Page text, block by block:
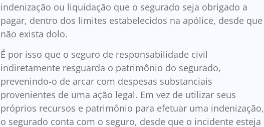
indenização ou liquidação que o segurado seja obrigado a
pagar, dentro dos limites estabelecidos na apólice, desde que
não exista dolo.
É por isso que o seguro de responsabilidade civil
indiretamente resguarda o patrimônio do segurado,
prevenindo-o de arcar com despesas substanciais
provenientes de uma ação legal. Em vez de utilizar seus
próprios recursos e patrimônio para efetuar uma indenização,
o segurado conta com o seguro, desde que o incidente esteja